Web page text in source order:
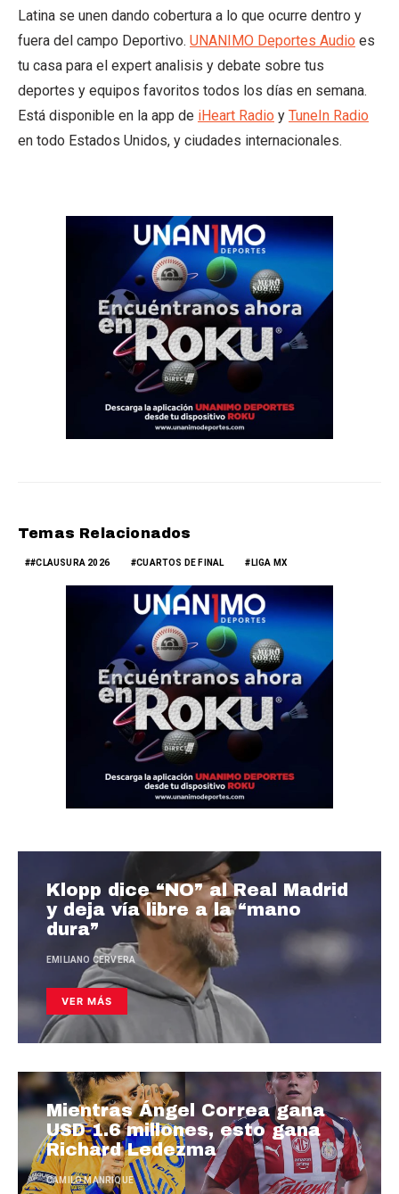
Latina se unen dando cobertura a lo que ocurre dentro y
fuera del campo Deportivo. UNANIMO Deportes Audio es
tu casa para el expert analisis y debate sobre tus
deportes y equipos favoritos todos los días en semana.
Está disponible en la app de iHeart Radio y TuneIn Radio
en todo Estados Unidos, y ciudades internacionales.
Temas Relacionados
#CLAUSURA 2026 CUARTOS DE FINAL LIGA MX
Klopp dice “NO” al Real Madrid
y deja vía libre a la “mano
dura”
EMILIANO CERVERA
VER MÁS
Mientras Ángel Correa gana
USD 1.6 millones, esto gana
Richard Ledezma
CAMILO MANRIQUE